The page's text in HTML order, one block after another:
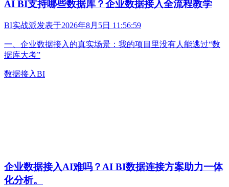
AI BI支持哪些数据库？企业数据接入全流程教学
BI实战派发表于2026年8月5日 11:56:59
一、企业数据接入的真实场景：我的项目里没有人能逃过“数
据库大考”
数据接入BI
企业数据接入AI难吗？AI BI数据连接方案助力一体
化分析。